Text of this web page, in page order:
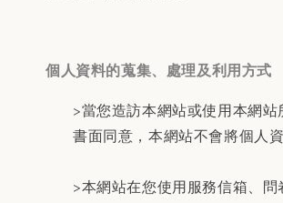
個人資料的蒐集、處理及利用方式
>當您造訪本網站或使用本網
書面同意，本網站不會將個人
>本網站在您使用服務信箱、